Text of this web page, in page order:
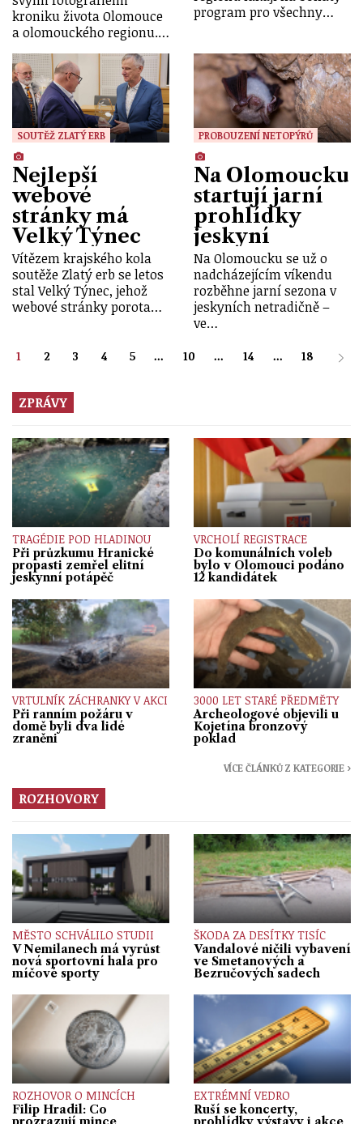
kroniku života Olomouce
a olomouckého regionu.…
program pro všechny…
SOUTĚŽ ZLATÝ ERB
Nejlepší
webové
stránky má
Velký Týnec
Vítězem krajského kola
soutěže Zlatý erb se letos
stal Velký Týnec, jehož
webové stránky porota…
PROBOUZENÍ NETOPÝRŮ
Na Olomoucku
startují jarní
prohlídky
jeskyní
Na Olomoucku se už o
nadcházejícím víkendu
rozběhne jarní sezona v
jeskyních netradičně –
ve…
1 2 3 4 5 ... 10 ... 14 ... 18
ZPRÁVY
TRAGÉDIE POD HLADINOU
Při průzkumu Hranické
propasti zemřel elitní
jeskynní potápěč
VRCHOLÍ REGISTRACE
Do komunálních voleb
bylo v Olomouci podáno
12 kandidátek
VRTULNÍK ZÁCHRANKY V AKCI
Při ranním požáru v
domě byli dva lidé
zraněni
3000 LET STARÉ PŘEDMĚTY
Archeologové objevili u
Kojetína bronzový
poklad
VÍCE ČLÁNKŮ Z KATEGORIE ›
ROZHOVORY
MĚSTO SCHVÁLILO STUDII
V Nemilanech má vyrůst
nová sportovní hala pro
míčové sporty
ŠKODA ZA DESÍTKY TISÍC
Vandalové ničili vybavení
ve Smetanových a
Bezručových sadech
ROZHOVOR O MINCÍCH
Filip Hradil: Co
EXTRÉMNÍ VEDRO
Ruší se koncerty,